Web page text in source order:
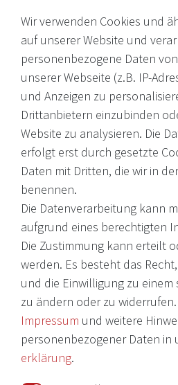
Internationale Weine, Brände,
unser Sortiment online oder in
Sie Fragen haben, wenden Sie sich
EMail: shop@victoria-
Telefon: +49 (0)7931 56 34 11
© 2026 Copyright Victoria Weine
Impressum
Daten­schutz­erklärung
AGB
Barrierefreiheitserklärung
Widerrufs­recht
Wir verwenden Cookies und
auf unserer Website und
personenbezogene Daten
unserer Webseite (z.B. IP-
und Anzeigen zu
Drittanbietern einzubinden
Website zu analysieren. Die
erfolgt erst durch gesetzte
Daten mit Dritten, die wir in
benennen.
Die Datenverarbeitung kann
aufgrund eines berechtigten
Die Zustimmung kann erteilt
werden. Es besteht das
und die Einwilligung zu
zu ändern oder zu
Impressum und weitere
personenbezogener Daten in
erklärung.